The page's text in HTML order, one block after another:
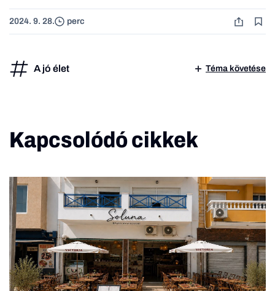
2024. 9. 28. perc
A jó élet Téma követése
Kapcsolódó cikkek